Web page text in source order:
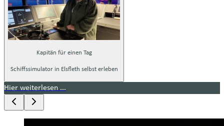
Kapitän für einen Tag
Schiffssimulator in Elsfleth selbst erleben
Hier weiterlesen ...